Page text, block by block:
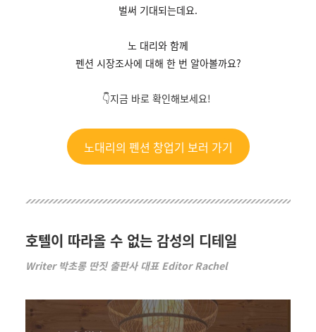
벌써 기대되는데요.
노 대리와 함께
펜션 시장조사에 대해 한 번 알아볼까요?
👇지금 바로 확인해보세요!
노대리의 펜션 창업기 보러 가기
호텔이 따라올 수 없는 감성의 디테일
Writer 박초롱 딴짓 출판사 대표 Editor Rachel